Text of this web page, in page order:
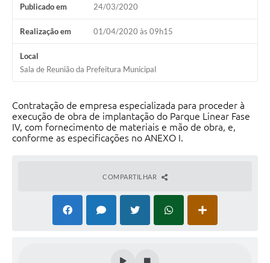
Telefones Úteis
Agenda
Ouvidoria
Publicado em 24/03/2020
Realização em 01/04/2020 às 09h15
Local
Sala de Reunião da Prefeitura Municipal
Contratação de empresa especializada para proceder à
execução de obra de implantação do Parque Linear Fase
IV, com fornecimento de materiais e mão de obra, e,
conforme as especificações no ANEXO I.
COMPARTILHAR